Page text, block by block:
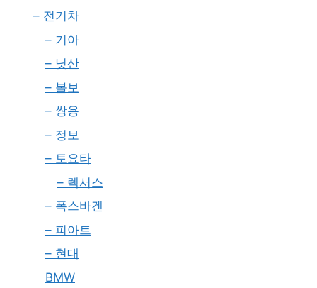
– 전기차
– 기아
– 닛산
– 볼보
– 쌍용
– 정보
– 토요타
– 렉서스
– 폭스바겐
– 피아트
– 현대
BMW